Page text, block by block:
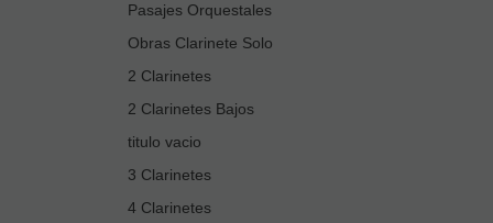
Pasajes Orquestales
Obras Clarinete Solo
2 Clarinetes
2 Clarinetes Bajos
titulo vacio
3 Clarinetes
4 Clarinetes